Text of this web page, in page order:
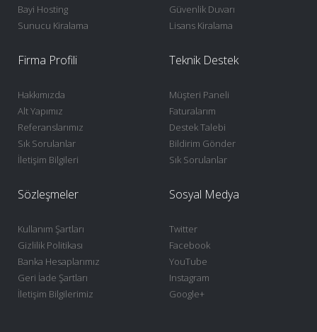
Bayi Hosting
Sunucu Kiralama
Güvenlik Duvarı
Lisans Kiralama
Firma Profili
Hakkımızda
Alt Yapımız
Referanslarımız
Sık Sorulanlar
İletişim Bilgileri
Teknik Destek
Müşteri Paneli
Faturalarım
Destek Talebi
Bildirim Gönder
Sık Sorulanlar
Sözleşmeler
Kullanım Şartları
Gizlilik Politikası
Banka Hesaplarımız
Geri İade Şartları
İletişim Bilgilerimiz
Sosyal Medya
Twitter
Facebook
YouTube
Instagram
Google+